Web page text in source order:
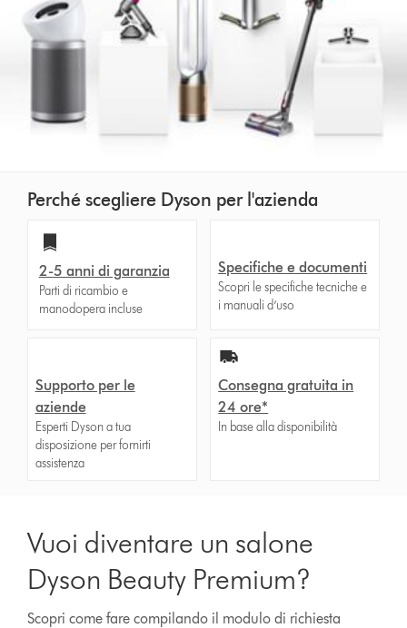
Perché scegliere Dyson per l'azienda
2-5 anni di garanzia
Parti di ricambio e
manodopera incluse
Specifiche e documenti
Scopri le specifiche tecniche e
i manuali d’uso
Supporto per le
aziende
Esperti Dyson a tua
disposizione per fornirti
assistenza
Consegna gratuita in
24 ore*
In base alla disponibilità
Vuoi diventare un salone
Dyson Beauty Premium?
Scopri come fare compilando il modulo di richiesta